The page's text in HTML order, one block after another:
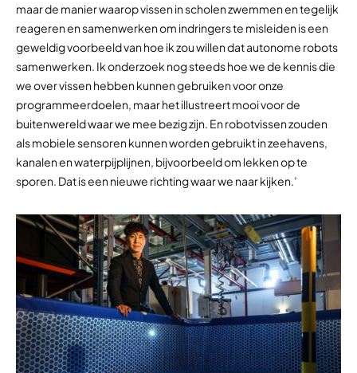
maar de manier waarop vissen in scholen zwemmen en tegelijk
reageren en samenwerken om indringers te misleiden is een
geweldig voorbeeld van hoe ik zou willen dat autonome robots
samenwerken. Ik onderzoek nog steeds hoe we de kennis die
we over vissen hebben kunnen gebruiken voor onze
programmeerdoelen, maar het illustreert mooi voor de
buitenwereld waar we mee bezig zijn. En robotvissen zouden
als mobiele sensoren kunnen worden gebruikt in zeehavens,
kanalen en waterpijplijnen, bijvoorbeeld om lekken op te
sporen. Dat is een nieuwe richting waar we naar kijken.’